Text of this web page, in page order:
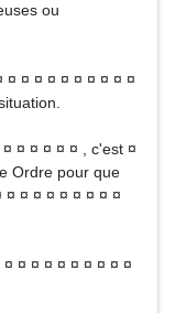
ou
¤ ¤ ¤ ¤ ¤ ¤ ¤ ¤ ¤ ¤
¤ ¤ ¤ ¤ ¤ , c'est ¤
Ordre pour que
¤ ¤ ¤ ¤ ¤ ¤ ¤ ¤ ¤
¤ ¤ ¤ ¤ ¤ ¤ ¤ ¤ ¤